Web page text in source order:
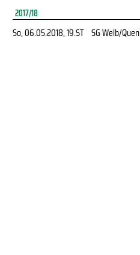
2017/18
So, 06.05.2018, 19.ST SG Welb/Quen